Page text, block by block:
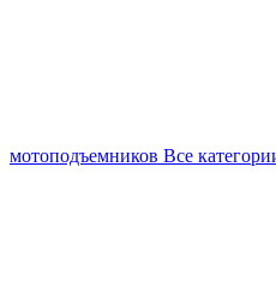
мотоподъемников Все